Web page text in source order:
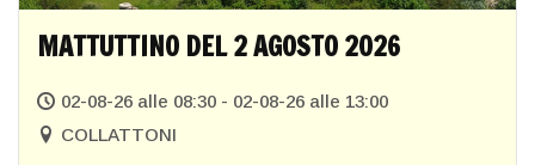
MATTUTTINO DEL 2 AGOSTO 2026
02-08-26 alle 08:30 - 02-08-26 alle 13:00
COLLATTONI